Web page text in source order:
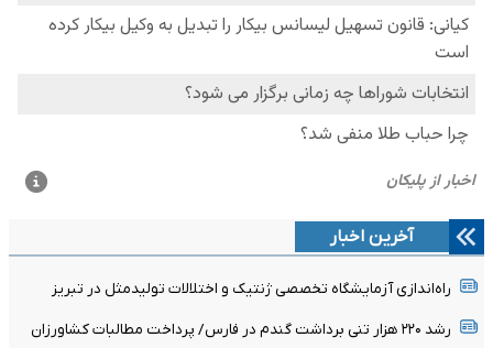
آخرین اخبار
راه‌اندازی آزمایشگاه تخصصی ژنتیک و اختلالات تولیدمثل در تبریز
رشد ۲۲۰ هزار تنی برداشت گندم در فارس/ پرداخت مطالبات کشاورزان